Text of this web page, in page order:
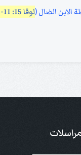
الابن الضال (لوقا 15: 11-32